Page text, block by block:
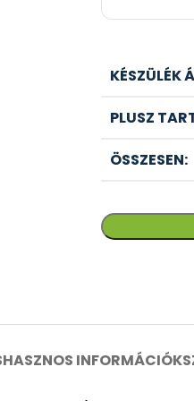
KÉSZÜLÉK
PLUSZ
ÖSSZESEN:
HASZNOS INFORMÁCIÓK